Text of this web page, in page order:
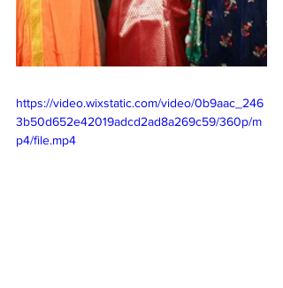
https://video.wixstatic.com/video/0b9aac_246
3b50d652e42019adcd2ad8a269c59/360p/m
p4/file.mp4